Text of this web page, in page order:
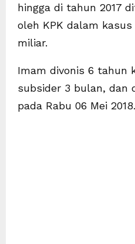
hingga di tahun 2017
oleh KPK dalam kasus
miliar.
Imam divonis 6 tahun
subsider 3 bulan, dan
pada Rabu 06 Mei